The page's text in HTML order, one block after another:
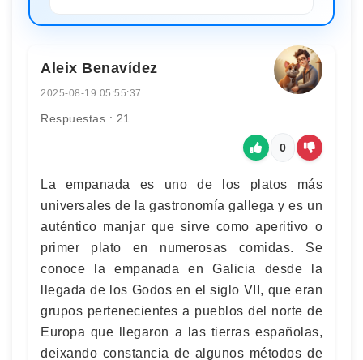
Aleix Benavídez
2025-08-19 05:55:37
Respuestas : 21
0
La empanada es uno de los platos más
universales de la gastronomía gallega y es un
auténtico manjar que sirve como aperitivo o
primer plato en numerosas comidas. Se
conoce la empanada en Galicia desde la
llegada de los Godos en el siglo VII, que eran
grupos pertenecientes a pueblos del norte de
Europa que llegaron a las tierras españolas,
deixando constancia de algunos métodos de